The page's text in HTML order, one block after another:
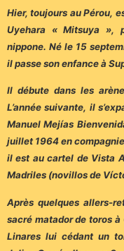
Hier, toujours au Pérou,
Uyehara « Mitsuya »,
nippone. Né le 15
il passe son enfance à
Il débute dans les
L’année suivante, il
Manuel Mejías
juillet 1964 en
il est au cartel de Vista
Madriles (novillos de
Après quelques allers-
sacré matador de toros
Linares lui cédant un